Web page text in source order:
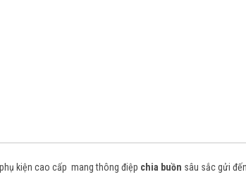
kiện cao cấp mang thông điệp chia buồn sâu sắc gửi